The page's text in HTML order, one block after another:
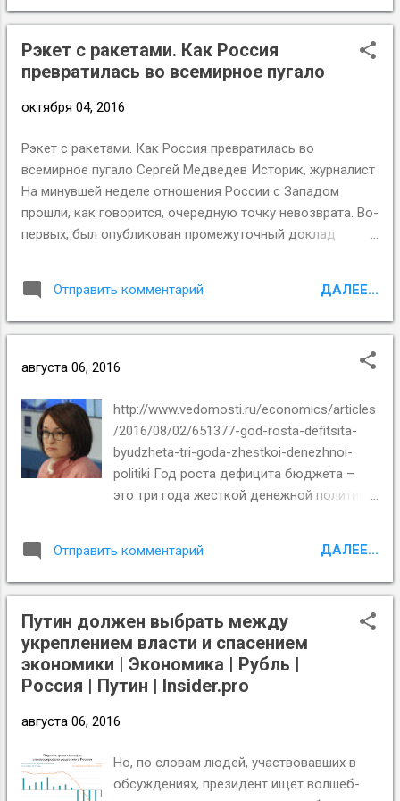
Рэкет с ракетами. Как Россия
превратилась во всемирное пугало
октября 04, 2016
Рэкет с ракетами. Как Россия превратилась во
всемирное пугало Сергей Медведев Историк, журналист
На минувшей неделе отношения России с Западом
прошли, как говорится, очередную точку невозврата. Во-
первых, был опубликован промежуточный доклад
МН17, который утверждает, что самолет был сбит
ракетой «Бук», привезенной из России и запущенной с
территории пророссийских сепаратистов. Во-вторых,
Башара Асада ответственность за варварскую
Франции приравнял ее к военным преступлениям, The
New York Times вышла с необычно резкой
редакционной статьей , в которой утверждается, что
Владимир Путин «превращает Россию в страну вне
закона» (outlaw nation), а критик...
Отправить комментарий ДАЛЕЕ...
августа 06, 2016
http://www.vedomosti.ru/economics/articles
/2016/08/02/651377-god-rosta-defitsita-
byudzheta-tri-goda-zhestkoi-denezhnoi-
politiki Год роста дефицита бюджета –
это три года жесткой денежной политики
кредитной на продолжительное время,
предупредил ЦБ. По оценкам его
прогнозирования, один год увеличения
дефицита бюджета ведет к сохранению
ключевой ставки на повышенном уровне
в течение трех лет. По расчетам ЦБ, рост
ускоряет инфляцию на 1,2 п. п. и ключевая
год, если финансирование такого
дефицита распределено равномерно на
Отправить комментарий ДАЛЕЕ...
Путин должен выбрать между
укреплением власти и спасением
экономики | Экономика | Рубль |
Россия | Путин | Insider.pro
августа 06, 2016
Но, по сло­вам людей, участ­во­вав­ших в
об­суж­де­ни­ях, пре­зи­дент ищет вол­шеб­